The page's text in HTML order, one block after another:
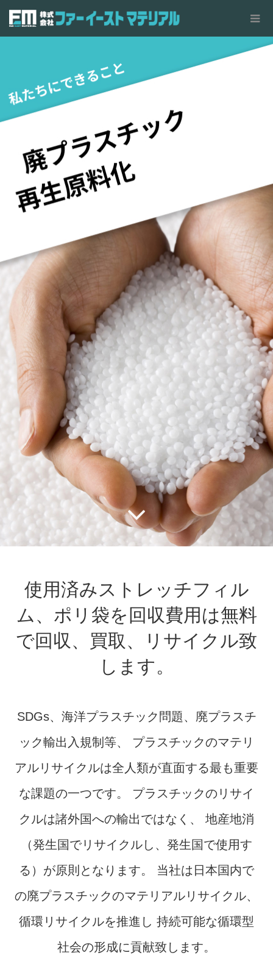
使用済みストレッチフィル
ム、ポリ袋を 回収費用は無料
で回収、買取、リサイクル致
します。
SDGs、海洋プラスチック問題、廃プラスチ
ック輸出入規制等、
プラスチックのマテリ
アルリサイクルは全人類が直面する最も重要
な課題の一つです。
プラスチックのリサイ
クルは諸外国への輸出ではなく、
地産地消
（発生国でリサイクルし、発生国で使用す
る）が原則となります。
当社は日本国内で
の廃プラスチックのマテリアルリサイクル、
循環リサイクルを推進し 持続可能な循環型
社会の形成に貢献致します。